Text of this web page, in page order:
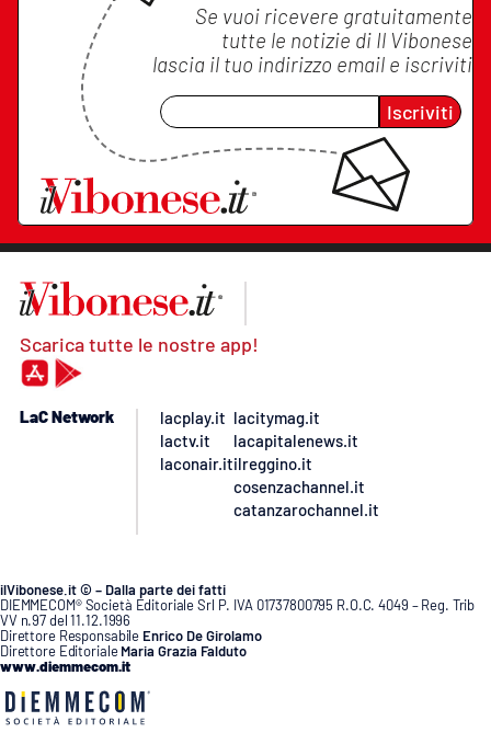
Se vuoi ricevere gratuitamente
tutte le notizie di Il Vibonese
lascia il tuo indirizzo email e iscriviti
Iscriviti
Scarica tutte le nostre app!
LaC Network
lacplay.it
lactv.it
laconair.it
lacitymag.it
lacapitalenews.it
ilreggino.it
cosenzachannel.it
catanzarochannel.it
ilVibonese.it © – Dalla parte dei fatti
DIEMMECOM® Società Editoriale Srl P. IVA 01737800795 R.O.C. 4049 – Reg. Trib
VV n.97 del 11.12.1996
Direttore Responsabile Enrico De Girolamo
Direttore Editoriale Maria Grazia Falduto
www.diemmecom.it